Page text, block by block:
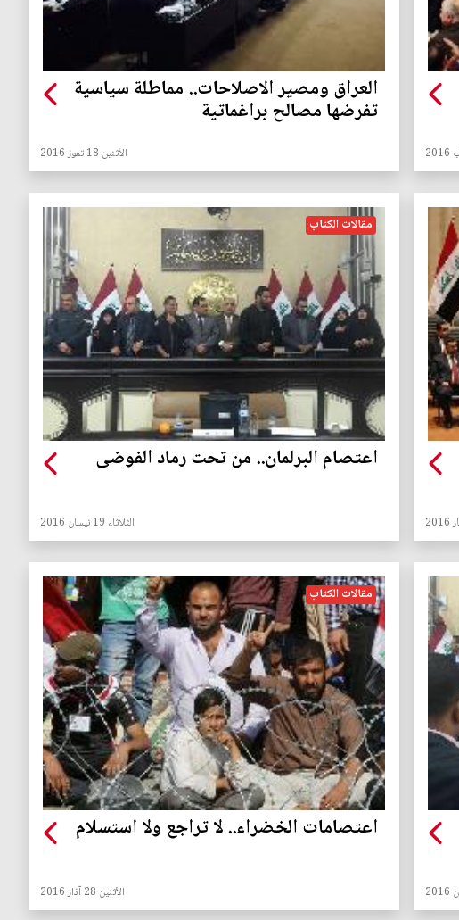
العراق ومصير الاصلاحات.. مماطلة سياسية
تفرضها مصالح براغماتية
الأثنين 18 تموز 2016
مقالات الكتاب
اعتصام البرلمان.. من تحت رماد الفوضى
الثلاثاء 19 نيسان 2016
مقالات الكتاب
اعتصامات الخضراء.. لا تراجع ولا استسلام
الأثنين 28 آذار 2016